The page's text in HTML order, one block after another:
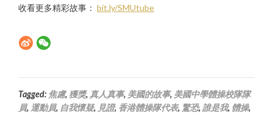
收看更多精彩故事： bit.ly/SMUtube
Tagged: 焦慮, 獲獎,真人真事, 美國的故事, 美國中學體操校隊隊
員, 運動員, 自我懷疑, 見證, 香港體操隊代表, 驚恐,誰是我, 體操,